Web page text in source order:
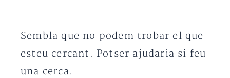
Sembla que no podem trobar el que
esteu cercant. Potser ajudaria si feu
una cerca.